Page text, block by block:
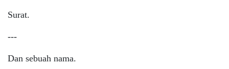
Surat.
---
Dan sebuah nama.